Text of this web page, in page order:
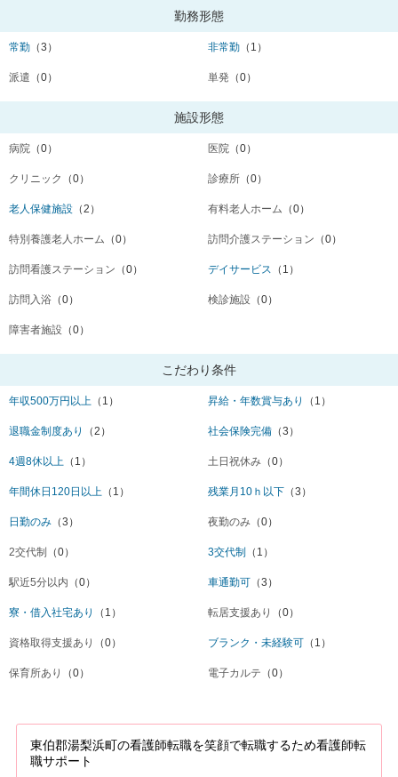
勤務形態
常勤 （3） 非常勤 （1）
派遣 （0） 単発 （0）
施設形態
病院 （0） 医院 （0）
クリニック （0） 診療所 （0）
老人保健施設 （2） 有料老人ホーム （0）
特別養護老人ホーム （0） 訪問介護ステーション （0）
訪問看護ステーション （0） デイサービス （1）
訪問入浴 （0） 検診施設 （0）
障害者施設 （0）
こだわり条件
年収500万円以上 （1） 昇給・年数賞与あり （1）
退職金制度あり （2） 社会保険完備 （3）
4週8休以上 （1） 土日祝休み （0）
年間休日120日以上 （1） 残業月10ｈ以下 （3）
日勤のみ （3） 夜勤のみ （0）
2交代制 （0） 3交代制 （1）
駅近5分以内 （0） 車通勤可 （3）
寮・借入社宅あり （1） 転居支援あり （0）
資格取得支援あり （0） ブランク・未経験可 （1）
保育所あり （0） 電子カルテ （0）
東伯郡湯梨浜町の看護師転職を笑顔で転職するため看護師転
職サポート